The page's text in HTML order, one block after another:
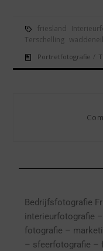
friesland
Terschelling
Portretfotografie /
Bedrijfsfotografie
interieurfotografie
fotografie –
– sfeerfotografie –